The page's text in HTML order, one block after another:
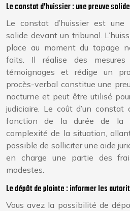
Le constat d’huissier : une preuve solide
Le constat d’huissier est une
solide devant un tribunal.
place au moment du tapage
faits. Il réalise des mesures
témoignages et rédige un
procès-verbal constitue une
nocturne et peut être utilisé
judiciaire. Le coût d’un constat
fonction de la durée de la
complexité de la situation,
possible de solliciter une aide
en charge une partie des
modestes.
Le dépôt de plainte : informer les
Vous avez la possibilité de